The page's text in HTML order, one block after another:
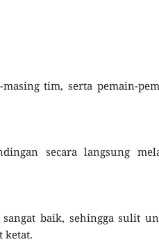
tim, serta pemain-
secara langsung
baik, sehingga sulit
ketat.